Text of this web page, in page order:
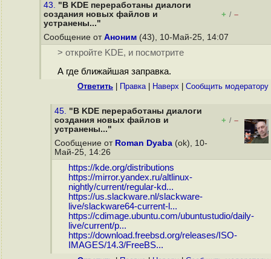
43. "В KDE переработаны диалоги
создания новых файлов и
устранены..."
+ / –
Сообщение от Аноним (43), 10-Май-25, 14:07
> откройте KDE, и посмотрите
А где ближайшая заправка.
Ответить Правка| Наверх Cообщить модератору
45. "В KDE переработаны диалоги
создания новых файлов и
устранены..."
+ / –
Сообщение от Roman Dyaba (ok), 10-
Май-25, 14:26
https://kde.org/distributions
https://mirror.yandex.ru/altlinux-
nightly/current/regular-kd...
https://us.slackware.nl/slackware-
live/slackware64-current-l...
https://cdimage.ubuntu.com/ubuntustudio/daily-
live/current/p...
https://download.freebsd.org/releases/ISO-
IMAGES/14.3/FreeBS...